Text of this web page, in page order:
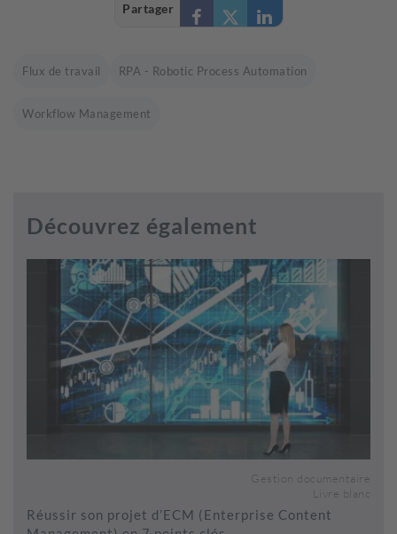
Partager
Flux de travail RPA - Robotic Process Automation
Workflow Management
Découvrez également
Gestion documentaire
Livre blanc
Réussir son projet d’ECM (Enterprise Content